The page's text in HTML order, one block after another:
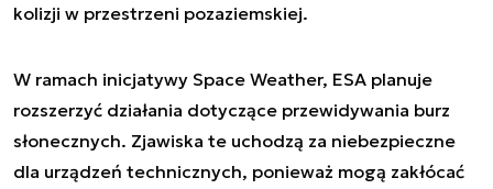
kolizji w przestrzeni pozaziemskiej.
W ramach inicjatywy Space Weather, ESA planuje
rozszerzyć działania dotyczące przewidywania burz
słonecznych. Zjawiska te uchodzą za niebezpieczne
dla urządzeń technicznych, ponieważ mogą zakłócać